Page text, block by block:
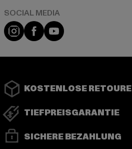
Instagram
FacebookYouTube
KOSTENLOSE RETOURE
TIEFPREISGARANTIE
SICHERE BEZAHLUNG